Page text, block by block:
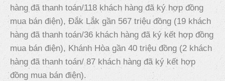
hàng đã thanh toán/118 khách hàng đã ký hợp đồng
mua bán điện), Đắk Lắk gần 567 triệu đồng (19 khách
hàng đã thanh toán/36 khách hàng đã ký kết hợp đồng
mua bán điện), Khánh Hòa gần 40 triệu đồng (2 khách
hàng đã thanh toán/ 87 khách hàng đã ký kết hợp
đồng mua bán điện).